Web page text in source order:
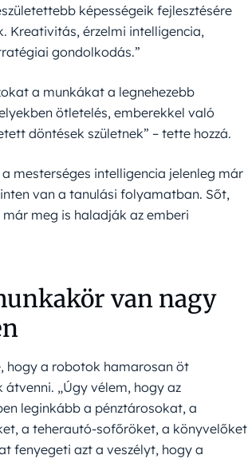
képességeik fejlesztésére
Kreativitás, érzelmi intelligencia,
gondolkodás.”
a munkákat a legnehezebb
ötletelés, emberekkel való
döntések születnek” – tette hozzá.
mesterséges intelligencia jelenleg már
van a tanulási folyamatban. Sőt,
meg is haladják az emberi
van nagy
hogy a robotok hamarosan öt
„Úgy vélem, hogy az
leginkább a pénztárosokat, a
a teherautó-sofőröket, a könyvelőket
fenyegeti azt a veszélyt, hogy a